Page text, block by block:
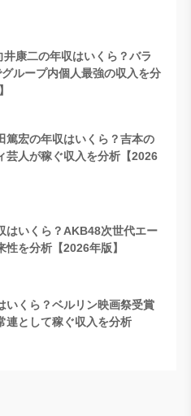
康二の年収はいくら？バラ
ループ内個人最強の収入を分
篤宏の年収はいくら？吉本の
芸人が稼ぐ収入を分析【2026
はいくら？AKB48次世代エー
性を分析【2026年版】
いくら？ベルリン映画祭受賞
連として稼ぐ収入を分析